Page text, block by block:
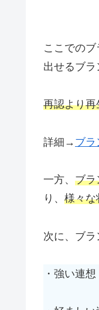
ここでのブ
出せるブ
再認より
詳細→ ブラ
一方、 ブラ
り、 様々な
次に、ブラ
・強い連